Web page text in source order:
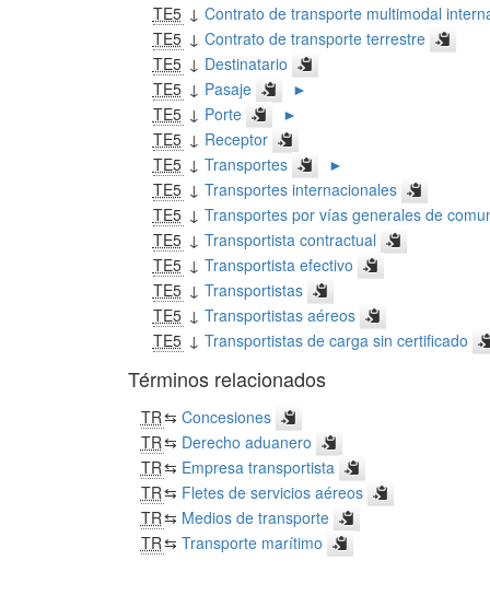
TE5 ↓ Contrato de transporte multimodal
TE5 ↓ Contrato de transporte terrestre
TE5 ↓ Destinatario
TE5 ↓ Pasaje
►
TE5 ↓ Porte
►
TE5 ↓ Receptor
TE5 ↓ Transportes
►
TE5 ↓ Transportes internacionales
TE5 ↓ Transportes por vías generales de
TE5 ↓ Transportista contractual
TE5 ↓ Transportista efectivo
TE5 ↓ Transportistas
TE5 ↓ Transportistas aéreos
TE5 ↓ Transportistas de carga sin certificado
Términos relacionados
TR⇆ Concesiones
TR⇆ Derecho aduanero
TR⇆ Empresa transportista
TR⇆ Fletes de servicios aéreos
TR⇆ Medios de transporte
TR⇆ Transporte marítimo